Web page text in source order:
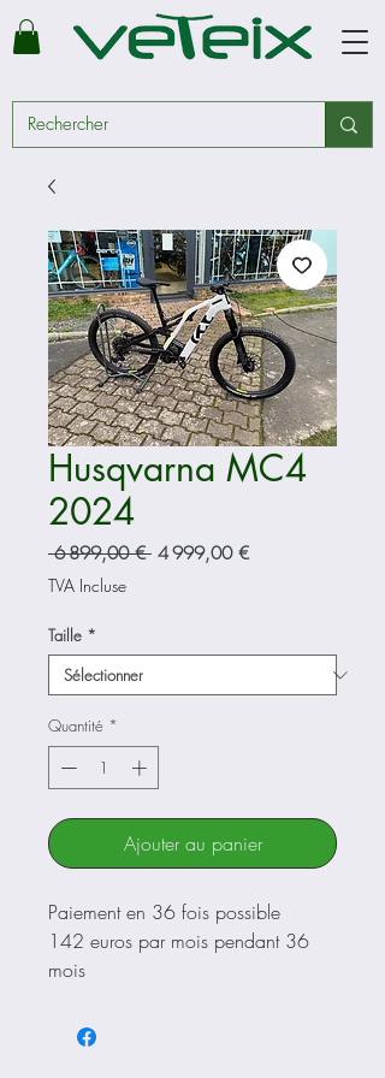
Husqvarna MC4
2024
6 899,00 € Prix
4 999,00 €Prix
TVA Incluse
Taille *
Quantité *
Ajouter au panier
Paiement en 36 fois possible
142 euros par mois pendant 36
mois